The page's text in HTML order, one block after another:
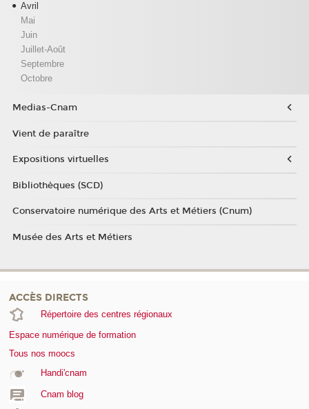
Avril
Mai
Juin
Juillet-Août
Septembre
Octobre
Medias-Cnam
Vient de paraître
Expositions virtuelles
Bibliothèques (SCD)
Conservatoire numérique des Arts et Métiers (Cnum)
Musée des Arts et Métiers
ACCÈS DIRECTS
Répertoire des centres régionaux
Espace numérique de formation
Tous nos moocs
Handi'cnam
Cnam blog